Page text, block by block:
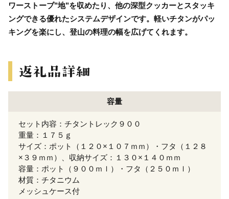
ワーストーブ"地"を収めたり、他の深型クッカーとスタッキ
ングできる優れたシステムデザインです。軽いチタンがパッ
キングを楽にし、登山の料理の幅を広げてくれます。
容量
セット内容：チタントレック９００
重量：１７５ｇ
サイズ：ポット（１２０×１０７ｍｍ）・フタ（１２８
×３９ｍｍ）、収納サイズ：１３０×１４０ｍｍ
容量：ポット（９００ｍｌ）・フタ（２５０ｍｌ）
材質：チタニウム
メッシュケース付